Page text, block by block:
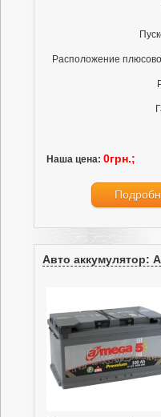
Расположение
Наша цена: 0грн.;
Авто аккумулятор: